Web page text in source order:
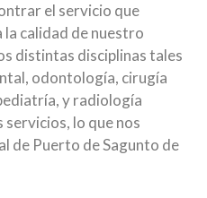
el servicio que
la calidad de nuestro
distintas disciplinas tales
odontología, cirugía
y radiología
lo que nos
de Puerto de Sagunto de